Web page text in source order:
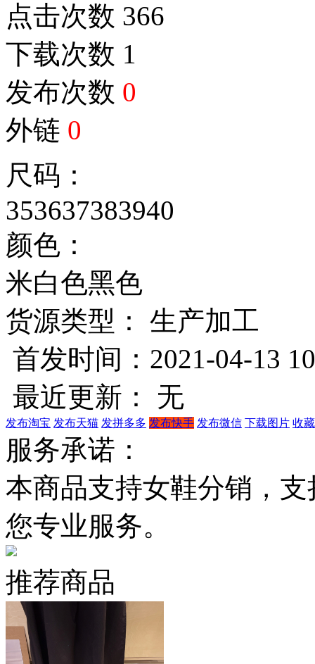
点击次数 366
下载次数 1
发布次数 0
外链 0
尺码：
353637383940
颜色：
米白色黑色
货源类型： 生产加工
首发时间：2021-04-13
最近更新： 无
发布淘宝 发布天猫 发拼多多 发布快手 发布微信 下载图片 收
服务承诺：
本商品支持女鞋分销，
您专业服务。
推荐商品